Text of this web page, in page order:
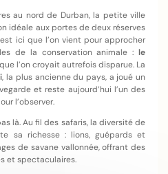
au nord de Durban, la petite ville
idéale aux portes de deux réserves
ici que l’on vient pour approcher
de la conservation animale : le
l’on croyait autrefois disparue. La
, la plus ancienne du pays, a joué un
et reste aujourd’hui l’un des
l’observer.
là. Au fil des safaris, la diversité de
sa richesse : lions, guépards et
de savane vallonnée, offrant des
et spectaculaires.